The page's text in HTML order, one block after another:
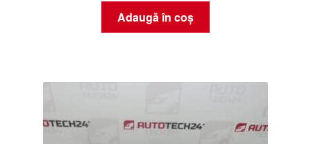
Adaugă în coș